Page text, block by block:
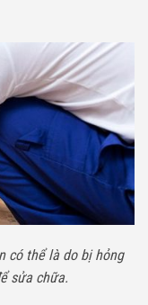
có thể là do bị hỏng
sửa chữa.